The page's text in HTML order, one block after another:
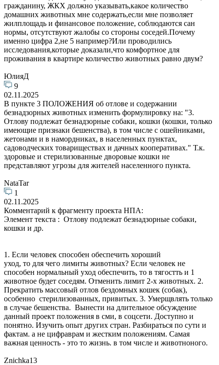
гражданину, ЖКХ должно указывать,какое количество
домашних животных мне содержать,если мне позволяет
жилплощадь и финансовое положение, соблюдаются сан
нормы, отсутствуют жалобы со стороны соседей.Почему
именно цифра 2,не 5 например?Или проводились
исследования,которые доказали,что комфортное для
проживания в квартире количество животных равно двум?
ЮлияД
9
02.11.2025
В пункте 3 ПОЛОЖЕНИЯ об отлове и содержании
безнадзорных животных изменить формулировку на: "3.
Отлову подлежат безнадзорные собаки, кошки (кошки, только
имеющие признаки бешенства), в том числе с ошейниками,
жетонами и в намордниках, в населенных пунктах,
садоводческих товариществах и дачных кооперативах." Т.к.
здоровые и стерилизованные дворовые кошки не
представляют угрозы для жителей населенного пункта.
NataTar
1
02.11.2025
Комментарий к фрагменту проекта НПА:
Элемент текста : Отлову подлежат безнадзорные собаки,
кошки и др.
1. Если человек способен обеспечить хороший
уход, то для чего лимиты животных? Если человек не
способен нормальный уход обеспечить, то в тягостть и 1
животное будет соседям. Отменить лимит 2-х животных. 2.
Прекратить массовый отлов бездомных кошек (собак),
особенно стерилизованных, привитых. 3. Умерщвлять только
в случае бешенства. Вынести на длительное обсуждение
данный проект положения в сми, в соцсети. Доступно и
понятно. Изучить опыт других стран. Разбираться по сути и
фактам. а не цифраврам и жестким положениям. Самая
важная ценность - это то жизнь. в том числе и животноного.
Znichka13